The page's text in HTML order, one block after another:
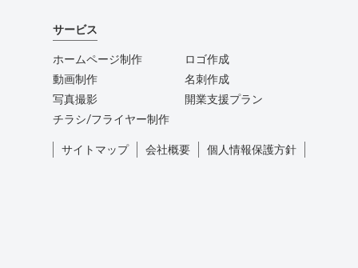
サービス
ホームページ制作
動画制作
写真撮影
チラシ/フライヤー制作
ロゴ作成
名刺作成
開業支援プラン
サイトマップ 会社概要 個人情報保護方針